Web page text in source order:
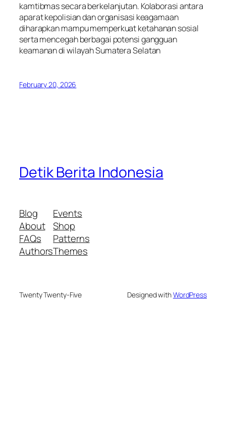
kamtibmas secara berkelanjutan. Kolaborasi antara
aparat kepolisian dan organisasi keagamaan
diharapkan mampu memperkuat ketahanan sosial
serta mencegah berbagai potensi gangguan
keamanan di wilayah Sumatera Selatan
February 20, 2026
Detik Berita Indonesia
Blog
About
FAQs
Authors
Events
Shop
Patterns
Themes
Twenty Twenty-Five Designed withWordPress